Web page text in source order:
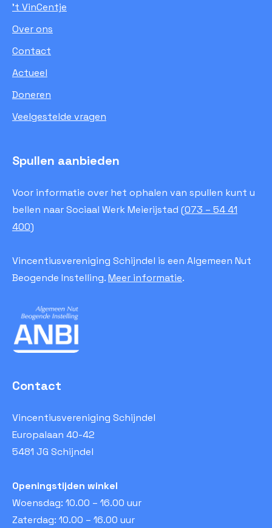
’t VinCentje
Over ons
Contact
Actueel
Doneren
Veelgestelde vragen
Spullen aanbieden
Voor informatie over het ophalen van spullen kunt u
bellen naar Sociaal Werk Meierijstad (073 – 54 41
400)
Vincentiusvereniging Schijndel is een Algemeen Nut
Beogende Instelling.Meer informatie.
Contact
Vincentiusvereniging Schijndel
Europalaan 40-42
5481 JG Schijndel
Openingstijden winkel
Woensdag: 10.00 – 16.00 uur
Zaterdag: 10.00 – 16.00 uur